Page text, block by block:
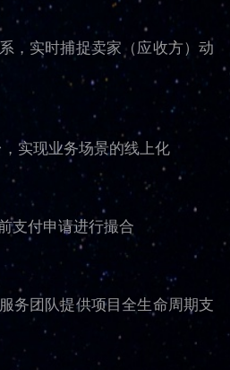
，实时捕捉卖家（应收方）动
实现业务场景的线上化
务团队提供项目全生命周期支
支付申请进行撮合